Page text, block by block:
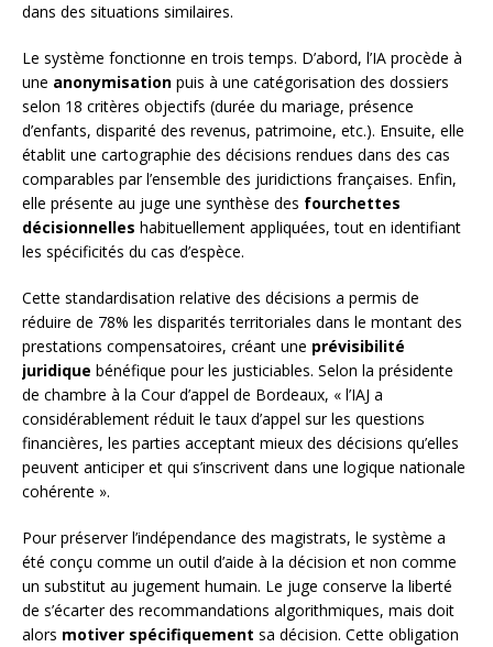
dans des situations similaires.
Le système fonctionne en trois temps. D’abord, l’IA procède à
une anonymisation puis à une catégorisation des dossiers
selon 18 critères objectifs (durée du mariage, présence
d’enfants, disparité des revenus, patrimoine, etc.). Ensuite, elle
établit une cartographie des décisions rendues dans des cas
comparables par l’ensemble des juridictions françaises. Enfin,
elle présente au juge une synthèse des fourchettes
décisionnelles habituellement appliquées, tout en identifiant
les spécificités du cas d’espèce.
Cette standardisation relative des décisions a permis de
réduire de 78% les disparités territoriales dans le montant des
prestations compensatoires, créant une prévisibilité
juridique bénéfique pour les justiciables. Selon la présidente
de chambre à la Cour d’appel de Bordeaux, « l’IAJ a
considérablement réduit le taux d’appel sur les questions
financières, les parties acceptant mieux des décisions qu’elles
peuvent anticiper et qui s’inscrivent dans une logique nationale
cohérente ».
Pour préserver l’indépendance des magistrats, le système a
été conçu comme un outil d’aide à la décision et non comme
un substitut au jugement humain. Le juge conserve la liberté
de s’écarter des recommandations algorithmiques, mais doit
alors motiver spécifiquement sa décision. Cette obligation